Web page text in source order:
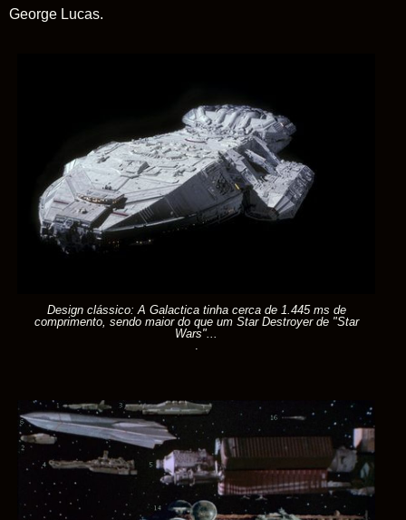
George Lucas.
Design clássico: A Galactica tinha cerca de 1.445 ms de
comprimento, sendo maior do que um Star Destroyer de "Star
Wars"...